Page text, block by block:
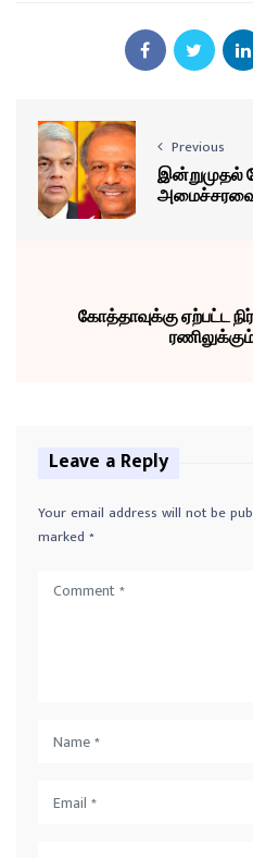
Previous
இன்றுமுதல்
கோத்தாவுக்கு ஏற்பட்ட
Leave a Reply
Your email address will not be
marked *